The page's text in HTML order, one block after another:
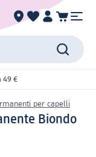
49 €
per capelli
Biondo